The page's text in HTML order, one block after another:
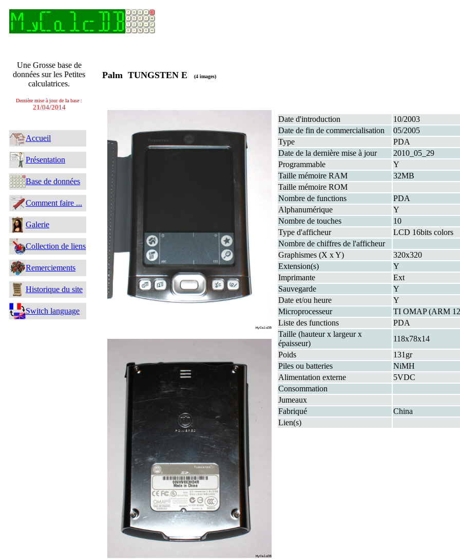
Une Grosse base de
données sur les Petites
calculatrices.
Dernière mise à jour de la base :
21/04/2014
Accueil
Présentation
Base de données
Comment faire ...
Galerie
Collection de liens
Remerciements
Historique du site
Switch language
Palm TUNGSTEN E (4 images)
Date d'introduction
10/2003
Date de fin de commercialisation
05/2005
Type
PDA
Date de la dernière mise à jour
2010_05_29
Programmable
Y
Taille mémoire RAM
32MB
Taille mémoire ROM
Nombre de functions
PDA
Alphanumérique
Y
Nombre de touches
10
Type d'afficheur
LCD 16bits colors
Nombre de chiffres de l'afficheur
Graphismes (X x Y)
320x320
Extension(s)
Y
Imprimante
Ext
Sauvegarde
Y
Date et/ou heure
Y
Microprocesseur
TI OMAP (ARM
Liste des functions
PDA
Taille (hauteur x largeur x
épaisseur)
118x78x14
Poids
131gr
Piles ou batteries
NiMH
Alimentation externe
5VDC
Consommation
Jumeaux
Fabriqué
China
Lien(s)